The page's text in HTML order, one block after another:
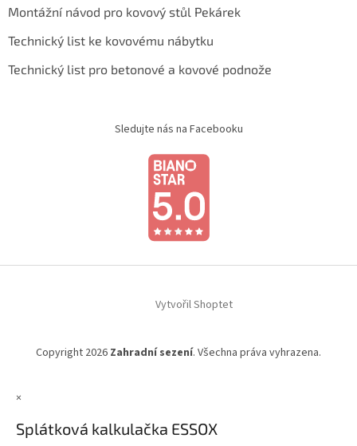
Montážní návod pro kovový stůl Pekárek
Technický list ke kovovému nábytku
Technický list pro betonové a kovové podnože
Sledujte nás na Facebooku
Vytvořil Shoptet
Copyright 2026 Zahradní sezení. Všechna práva vyhrazena.
×
Splátková kalkulačka ESSOX